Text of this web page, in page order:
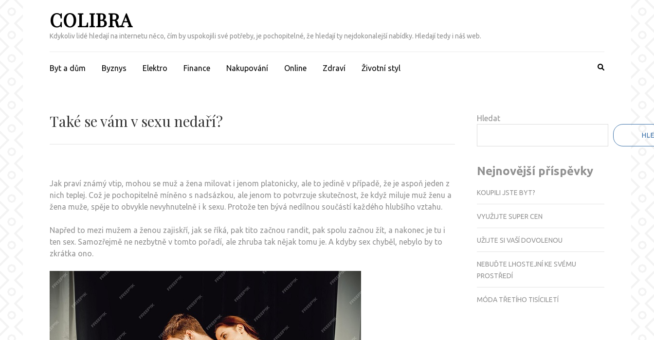
COLIBRA
Kdykoliv lidé hledají na internetu něco, čím by uspokojili své potřeby, je pochopitelné, že hledají ty nejdokonalejší nabídky. Hledají tedy i náš web.
Byt a dům Byznys Elektro Finance Nakupování Online Zdraví Životní styl
Také se vám v sexu nedaří?
Jak praví známý vtip, mohou se muž a žena milovat i jenom platonicky, ale to jedině v případě, že je aspoň jeden z
nich teplej. Což je pochopitelně míněno s nadsázkou, ale jenom to potvrzuje skutečnost, že když miluje muž ženu a
žena muže, spěje to obvykle nevyhnutelně i k sexu. Protože ten bývá nedílnou součástí každého hlubšího vztahu.
Napřed to mezi mužem a ženou zajiskří, jak se říká, pak tito začnou randit, pak spolu začnou žít, a nakonec je tu i
ten sex. Samozřejmě ne nezbytně v tomto pořadí, ale zhruba tak nějak tomu je. A kdyby sex chyběl, nebylo by to
zkrátka ono.
Hledat
Nejnovější příspěvky
KOUPILI JSTE BYT?
VYUŽIJTE SUPER CEN
UŽIJTE SI VAŠÍ DOVOLENOU
NEBUĎTE LHOSTEJNÍ KE SVÉMU
PROSTŘEDÍ
MÓDA TŘETÍHO TISÍCILETÍ